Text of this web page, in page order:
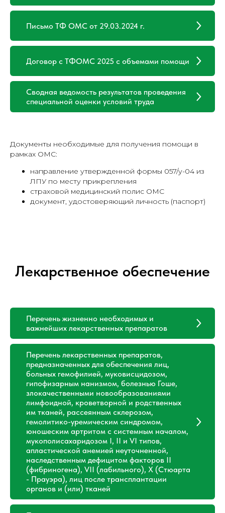
Письмо ТФ ОМС от 29.03.2024 г.
Договор с ТФОМС 2025 с объемами помощи
Сводная ведомость результатов проведения
специальной оценки условий труда
Документы необходимые для получения помощи в
рамках ОМС:
направление утвержденной формы 057/у-04 из
ЛПУ по месту прикрепления
страховой медицинский полис ОМС
документ, удостоверяющий личность (паспорт)
Лекарственное обеспечение
Перечень жизненно необходимых и
важнейших лекарственных препаратов
Перечень лекарственных препаратов,
предназначенных для обеспечения лиц,
больных гемофилией, муковисцидозом,
гипофизарным нанизмом, болезнью Гоше,
злокачественными новообразованиями
лимфоидной, кроветворной и родственных
им тканей, рассеянным склерозом,
гемолитико-уремическим синдромом,
юношеским артритом с системным началом,
мукополисахаридозом I, II и VI типов,
апластической анемией неуточненной,
наследственным дефицитом факторов II
(фибриногена), VII (лабильного), X (Стюарта
- Прауэра), лиц после трансплантации
органов и (или) тканей